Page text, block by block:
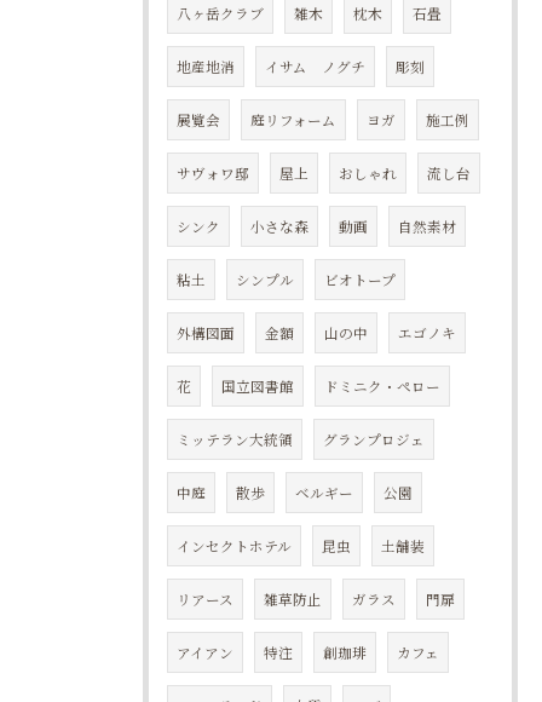
八ヶ岳クラブ 雑木 枕木 石畳
地産地消 イサム ノグチ 彫刻
展覧会 庭リフォーム ヨガ 施工例
サヴォワ邸 屋上 おしゃれ 流し台
シンク 小さな森 動画 自然素材
粘土 シンプル ビオトープ
外構図面 金額 山の中 エゴノキ
花 国立図書館 ドミニク・ペロー
ミッテラン大統領 グランプロジェ
中庭 散歩 ベルギー 公園
インセクトホテル 昆虫 土舗装
リアース 雑草防止 ガラス 門扉
アイアン 特注 創珈琲 カフェ